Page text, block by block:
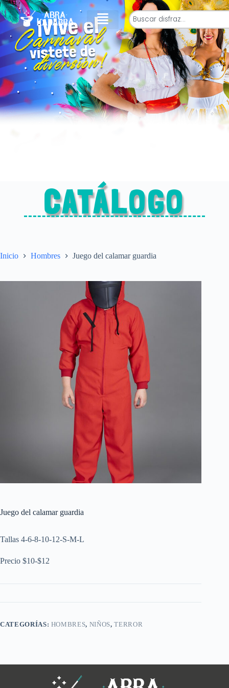
CATÁLOGO
Inicio Hombres Juego del calamar guardia
Juego del calamar guardia
Tallas 4-6-8-10-12-S-M-L
Precio $10-$12
CATEGORÍAS: HOMBRES, NIÑOS,TERROR